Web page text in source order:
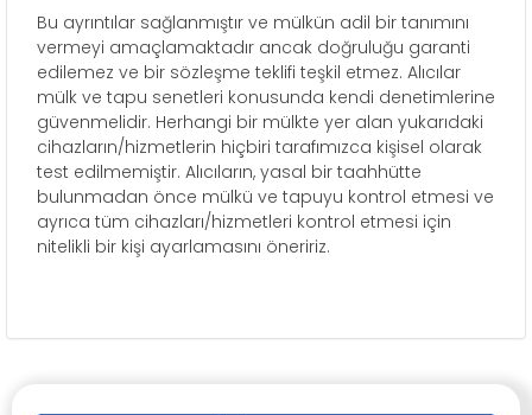
Bu ayrıntılar sağlanmıştır ve mülkün adil bir tanımını
vermeyi amaçlamaktadır ancak doğruluğu garanti
edilemez ve bir sözleşme teklifi teşkil etmez. Alıcılar
mülk ve tapu senetleri konusunda kendi denetimlerine
güvenmelidir. Herhangi bir mülkte yer alan yukarıdaki
cihazların/hizmetlerin hiçbiri tarafımızca kişisel olarak
test edilmemiştir. Alıcıların, yasal bir taahhütte
bulunmadan önce mülkü ve tapuyu kontrol etmesi ve
ayrıca tüm cihazları/hizmetleri kontrol etmesi için
nitelikli bir kişi ayarlamasını öneririz.